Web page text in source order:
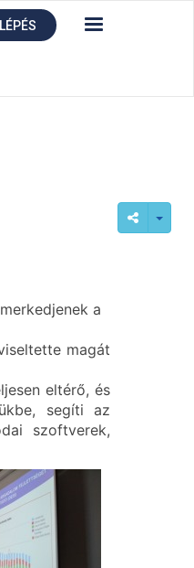
a
magát
eltérő, és
segíti az
szoftverek,